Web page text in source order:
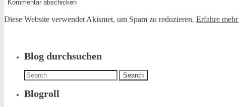
Diese Website verwendet Akismet, um Spam zu reduzieren. Erfahre
Blog durchsuchen
Search
for:
Blogroll